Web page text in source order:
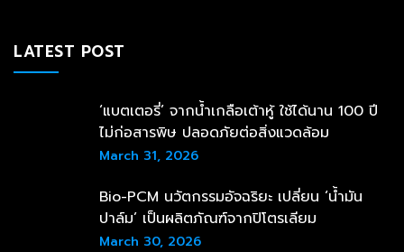
LATEST POST
‘แบตเตอรี่’ จากน้ำเกลือเต้าหู้ ใช้ได้นาน 100 ปี
ไม่ก่อสารพิษ ปลอดภัยต่อสิ่งแวดล้อม
March 31, 2026
Bio-PCM นวัตกรรมอัจฉริยะ เปลี่ยน ‘น้ำมัน
ปาล์ม’ เป็นผลิตภัณฑ์จากปิโตรเลียม
March 30, 2026